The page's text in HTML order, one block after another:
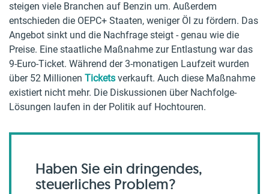
steigen viele Branchen auf Benzin um. Außerdem
entschieden die OEPC+ Staaten, weniger Öl zu fördern. Das
Angebot sinkt und die Nachfrage steigt - genau wie die
Preise. Eine staatliche Maßnahme zur Entlastung war das
9-Euro-Ticket. Während der 3-monatigen Laufzeit wurden
über 52 Millionen Tickets verkauft. Auch diese Maßnahme
existiert nicht mehr. Die Diskussionen über Nachfolge-
Lösungen laufen in der Politik auf Hochtouren.
Haben Sie ein dringendes,
steuerliches Problem?